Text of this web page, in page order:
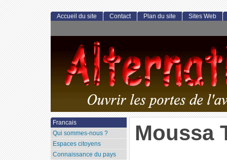
Moussa
Accueil du site Contact Plan du site Sites Web
Francais
Qui sommes-nous ?
Espaces citoyens
Connaissance du pays